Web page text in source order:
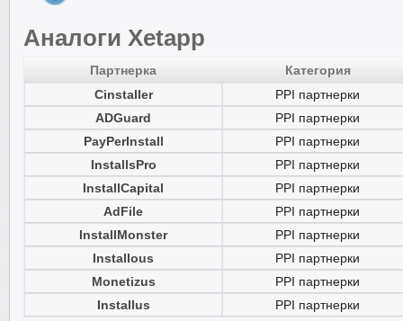
Аналоги Xetapp
Партнерка
Категория
Cinstaller
PPI партнерки
ADGuard
PPI партнерки
PayPerInstall
PPI партнерки
InstallsPro
PPI партнерки
InstallCapital
PPI партнерки
AdFile
PPI партнерки
InstallMonster
PPI партнерки
Installous
PPI партнерки
Monetizus
PPI партнерки
Installus
PPI партнерки